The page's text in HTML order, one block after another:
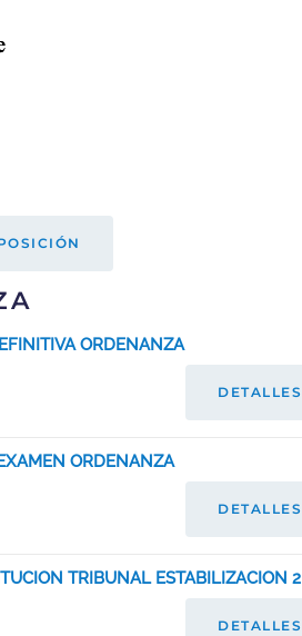
ORDENANZA
DETALLES
ORDENANZA
DETALLES
TRIBUNAL ESTABILIZACION
DETALLES